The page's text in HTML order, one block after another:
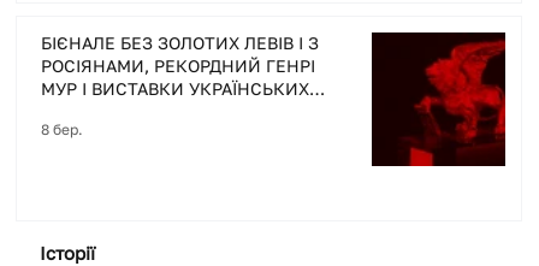
БІЄНАЛЕ БЕЗ ЗОЛОТИХ ЛЕВІВ І З
РОСІЯНАМИ, РЕКОРДНИЙ ГЕНРІ
МУР І ВИСТАВКИ УКРАЇНСЬКИХ
ПОДІЙ ТИЖНЯ
8 бер.
Історії